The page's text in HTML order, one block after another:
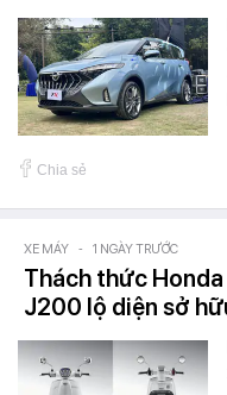
Chia sẻ
XE MÁY - 1 NGÀY TRƯỚC
Thách thức
J200 lộ diện sở